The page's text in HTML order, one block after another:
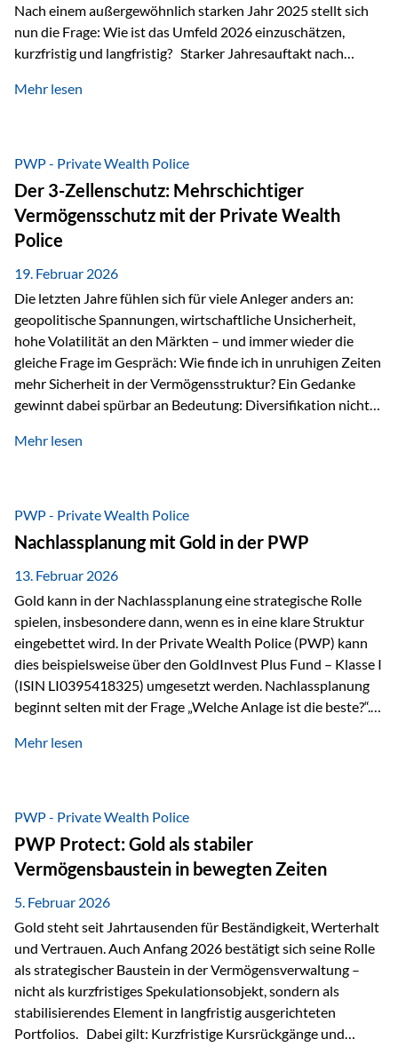
Nach einem außergewöhnlich starken Jahr 2025 stellt sich
nun die Frage: Wie ist das Umfeld 2026 einzuschätzen,
kurzfristig und langfristig? Starker Jahresauftakt nach
Dynamik in das Jahr 2026 gestartet. Zwischen dem
Währungen: +11,5 % Bereits 2025 war ein außergewöhnlich
starkes Jahr: +64,4 % in USD Durchschnitt über alle
Währungen: +56,6 % Langfristig zeigt sich ebenfalls ein
solides…
Mehr lesen
PWP - Private Wealth Police
Der 3-Zellenschutz: Mehrschichtiger
Vermögensschutz mit der Private Wealth
Police
19. Februar 2026
Die letzten Jahre fühlen sich für viele Anleger anders an:
geopolitische Spannungen, wirtschaftliche Unsicherheit,
hohe Volatilität an den Märkten – und immer wieder die
gleiche Frage im Gespräch: Wie finde ich in unruhigen Zeiten
mehr Sicherheit in der Vermögensstruktur? Ein Gedanke
gewinnt dabei spürbar an Bedeutung: Diversifikation nicht
Wer Vermögen ausschließlich in einem Rechtsraum
Liechtenstein eine Rolle spielen: außerhalb der EU, ohne
Euro, mit einem eigenständigen Rechts- und Finanzplatz.
Und genau an dieser Stelle setzt der 3-Zellenschutz an –…
Mehr lesen
PWP - Private Wealth Police
Nachlassplanung mit Gold in der PWP
13. Februar 2026
Gold kann in der Nachlassplanung eine strategische Rolle
spielen, insbesondere dann, wenn es in eine klare Struktur
eingebettet wird. In der Private Wealth Police (PWP) kann
dies beispielsweise über den GoldInvest Plus Fund – Klasse I
(ISIN LI0395418325) umgesetzt werden. Nachlassplanung
beginnt selten mit der Frage „Welche Anlage ist die beste?“.
was bekommen – wann – und in welcher Struktur?Und vor
bei größeren Vermögen ist das entscheidend.
Mehr lesen
PWP - Private Wealth Police
PWP Protect: Gold als stabiler
Vermögensbaustein in bewegten Zeiten
5. Februar 2026
Gold steht seit Jahrtausenden für Beständigkeit, Werterhalt
und Vertrauen. Auch Anfang 2026 bestätigt sich seine Rolle
als strategischer Baustein in der Vermögensverwaltung –
nicht als kurzfristiges Spekulationsobjekt, sondern als
stabilisierendes Element in langfristig ausgerichteten
Portfolios. Dabei gilt: Kurzfristige Kursrückgänge und